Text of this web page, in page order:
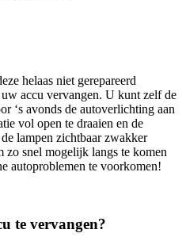
helaas niet gerepareerd
accu vervangen. U kunt zelf de
‘s avonds de autoverlichting aan
vol open te draaien en de
lampen zichtbaar zwakker
snel mogelijk langs te komen
autoproblemen te voorkomen!
te vervangen?